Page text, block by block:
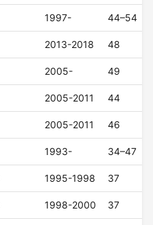
1997- 44–54
2013-2018 48
2005- 49
2005-2011 44
2005-2011 46
1993- 34–47
1995-1998 37
1998-2000 37